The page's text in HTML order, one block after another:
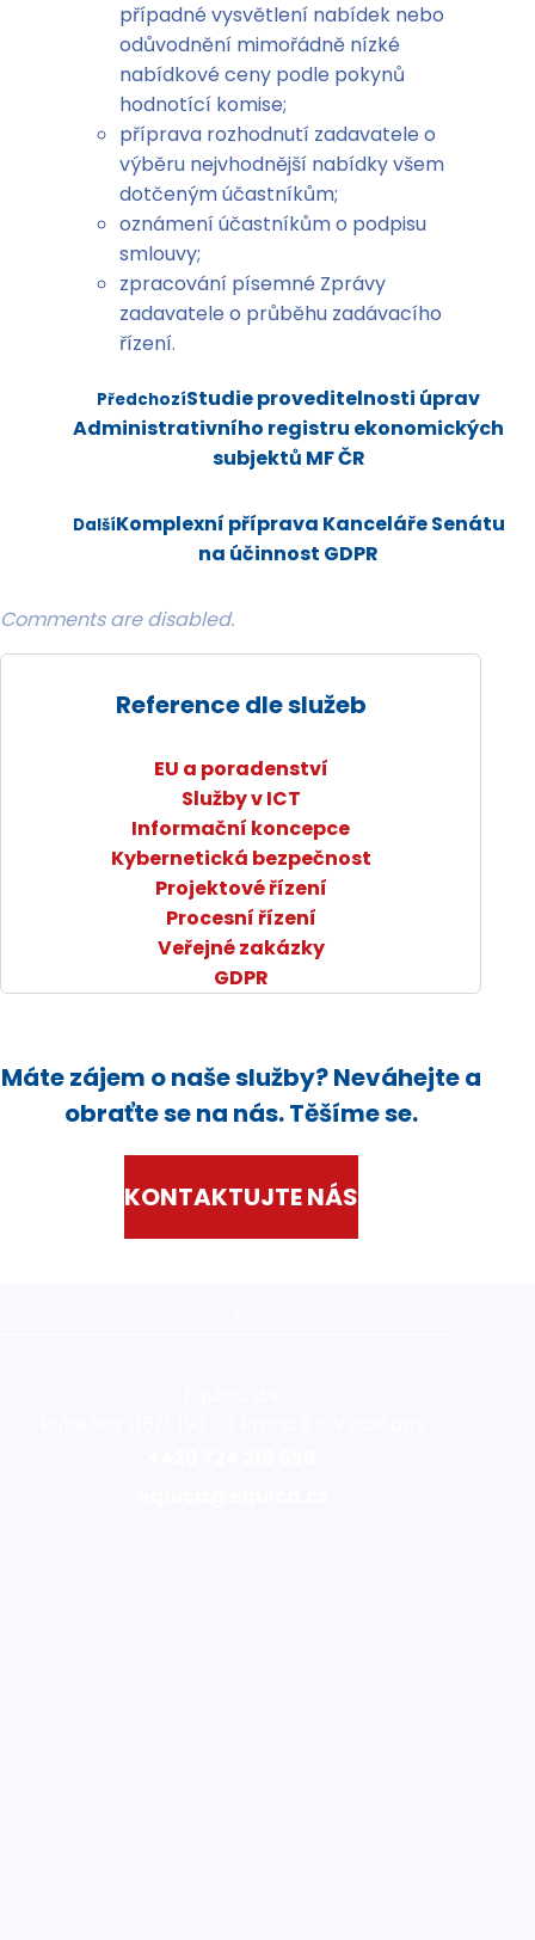
případné vysvětlení nabídek nebo
odůvodnění mimořádně nízké
nabídkové ceny podle pokynů
hodnotící komise;
příprava rozhodnutí zadavatele o
výběru nejvhodnější nabídky všem
dotčeným účastníkům;
oznámení účastníkům o podpisu
smlouvy;
zpracování písemné Zprávy
zadavatele o průběhu zadávacího
řízení.
PředchozíStudie proveditelnosti úprav
Administrativního registru ekonomických
subjektů MF ČR
DalšíKomplexní příprava Kanceláře Senátu
na účinnost GDPR
Comments are disabled.
Reference dle služeb
EU a poradenství
Služby v ICT
Informační koncepce
Kybernetická bezpečnost
Projektové řízení
Procesní řízení
Veřejné zakázky
GDPR
Máte zájem o naše služby? Neváhejte a
obraťte se na nás. Těšíme se.
KONTAKTUJTE NÁS